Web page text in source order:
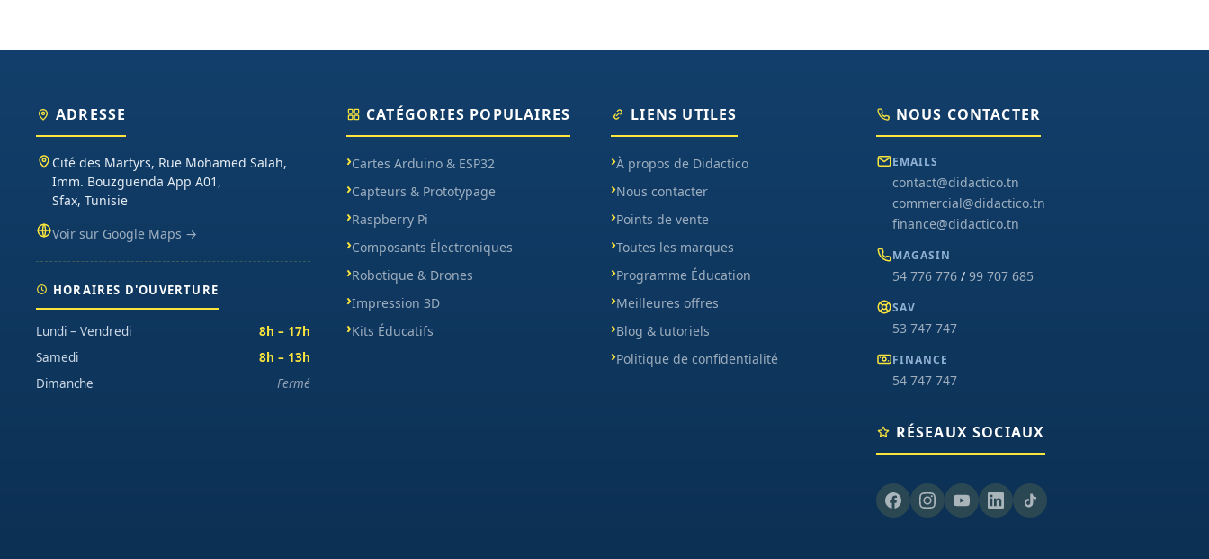
ADRESSE
Cité des Martyrs, Rue Mohamed Salah,
Imm. Bouzguenda App A01,
Sfax, Tunisie
Voir sur Google Maps →
HORAIRES D'OUVERTURE
Lundi – Vendredi
8h – 17h
Samedi
8h – 13h
Dimanche
Fermé
CATÉGORIES POPULAIRES
Cartes Arduino & ESP32
Capteurs & Prototypage
Raspberry Pi
Composants Électroniques
Robotique & Drones
Impression 3D
Kits Éducatifs
LIENS UTILES
À propos de Didactico
Nous contacter
Points de vente
Toutes les marques
Programme Éducation
Meilleures offres
Blog & tutoriels
Politique de confidentialité
NOUS CONTACTER
EMAILS
contact@didactico.tn
commercial@didactico.tn
finance@didactico.tn
MAGASIN
54 776 776/ 99 707 685
SAV
53 747 747
FINANCE
54 747 747
RÉSEAUX SOCIAUX